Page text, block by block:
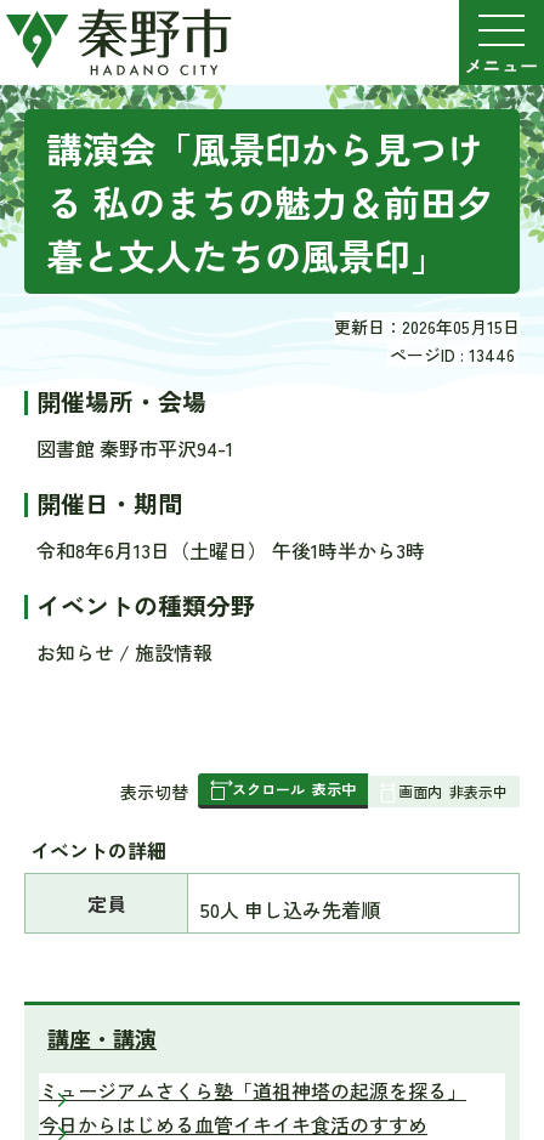
講演会「風景印から見つけ
る 私のまちの魅力＆前田夕
暮と文人たちの風景印」
更新日：2026年05月15日
ページID : 13446
開催場所・会場
図書館 秦野市平沢94-1
開催日・期間
令和8年6月13日（土曜日） 午後1時半から3時
イベントの種類分野
お知らせ / 施設情報
表
み
の
表示切替 スクロール 表示中 画面内 非表示中
イベントの詳細
定員
50人 申し込み先着順
講座・講演
ミュージアムさくら塾「道祖神塔の起源を探る」
今日からはじめる血管イキイキ食活のすすめ